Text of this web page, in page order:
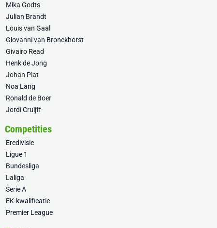
Mika Godts
Julian Brandt
Louis van Gaal
Giovanni van Bronckhorst
Givairo Read
Henk de Jong
Johan Plat
Noa Lang
Ronald de Boer
Jordi Cruijff
Competities
Eredivisie
Ligue 1
Bundesliga
Laliga
Serie A
EK-kwalificatie
Premier League